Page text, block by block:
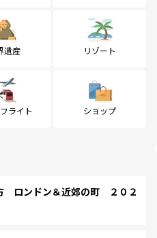
遺産 リゾート
ライト ショップ
ロンドン＆近郊の町 ２０２